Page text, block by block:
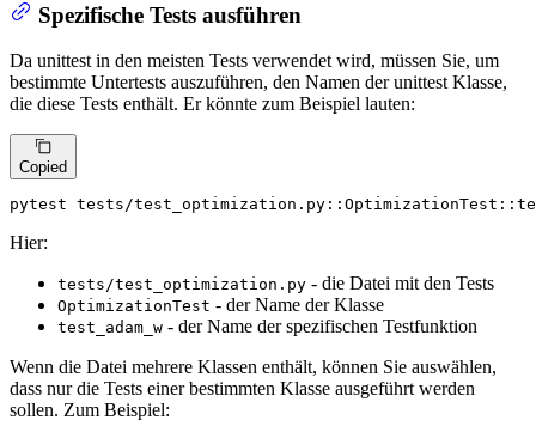
Spezifische Tests ausführen
Da unittest in den meisten Tests verwendet wird, müssen Sie, um
bestimmte Untertests auszuführen, den Namen der unittest Klasse,
die diese Tests enthält. Er könnte zum Beispiel lauten:
Copied
pytest tests/
Hier:
tests/test_optimization.py - die Datei mit den Tests
OptimizationTest - der Name der Klasse
test_adam_w - der Name der spezifischen Testfunktion
Wenn die Datei mehrere Klassen enthält, können Sie auswählen,
dass nur die Tests einer bestimmten Klasse ausgeführt werden
sollen. Zum Beispiel: